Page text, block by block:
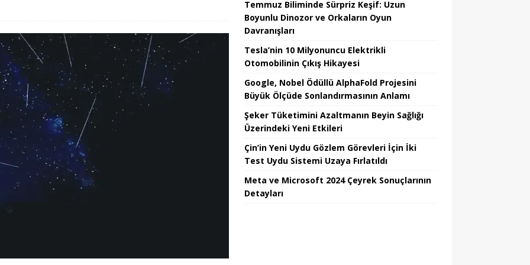
Temmuz Biliminde Sürpriz Keşif: Uzun
Boyunlu Dinozor ve Orkaların Oyun
Davranışları
Tesla’nin 10 Milyonuncu Elektrikli
Otomobilinin Çıkış Hikayesi
Google, Nobel Ödüllü AlphaFold Projesini
Büyük Ölçüde Sonlandırmasının Anlamı
Şeker Tüketimini Azaltmanın Beyin Sağlığı
Üzerindeki Yeni Etkileri
Çin’in Yeni Uydu Gözlem Görevleri İçin İki
Test Uydu Sistemi Uzaya Fırlatıldı
Meta ve Microsoft 2024 Çeyrek Sonuçlarının
Detayları